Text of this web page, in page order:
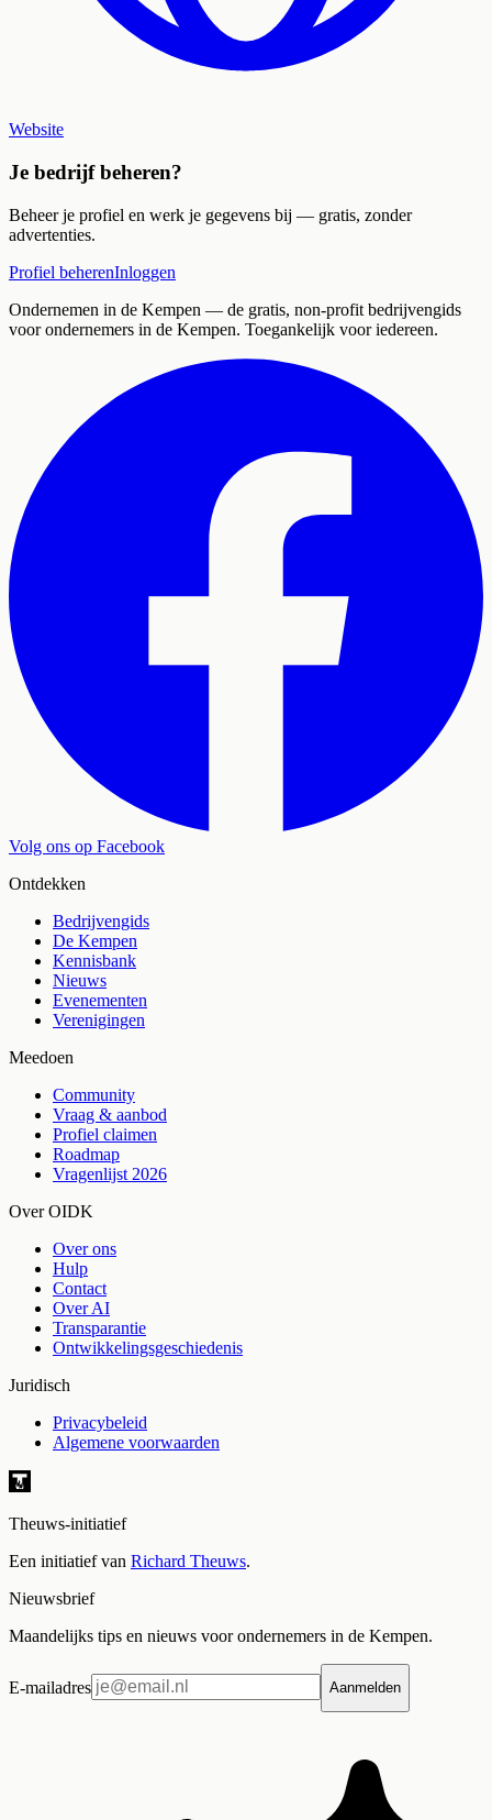
Website
Je bedrijf beheren?
Beheer je profiel en werk je gegevens bij — gratis, zonder
advertenties.
Profiel beherenInloggen
Ondernemen in de Kempen — de gratis, non-profit bedrijvengids
voor ondernemers in de Kempen. Toegankelijk voor iedereen.
Volg ons op Facebook
Ontdekken
Bedrijvengids
De Kempen
Kennisbank
Nieuws
Evenementen
Verenigingen
Meedoen
Community
Vraag & aanbod
Profiel claimen
Roadmap
Vragenlijst 2026
Over OIDK
Over ons
Hulp
Contact
Over AI
Transparantie
Ontwikkelingsgeschiedenis
Juridisch
Privacybeleid
Algemene voorwaarden
Theuws-initiatief
Een initiatief van Richard Theuws.
Nieuwsbrief
Maandelijks tips en nieuws voor ondernemers in de Kempen.
E-mailadres Aanmelden